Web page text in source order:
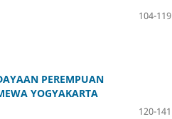
104-119
PEREMPUAN
YOGYAKARTA
120-141